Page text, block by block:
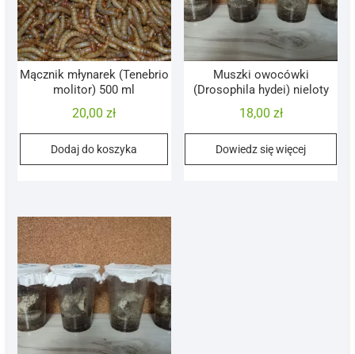
Mącznik młynarek (Tenebrio
molitor) 500 ml
20,00zł
Dodaj do koszyka
Muszki owocówki
(Drosophila hydei) nieloty
18,00 zł
Dowiedz się więcej